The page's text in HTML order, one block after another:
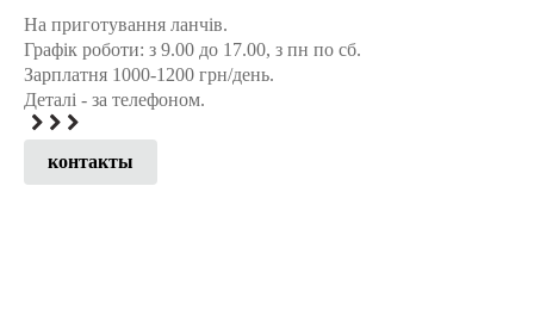
На приготування ланчів.
Графік роботи: з 9.00 до 17.00, з пн по сб.
Зарплатня 1000-1200 грн/день.
Деталі - за телефоном.
контакты